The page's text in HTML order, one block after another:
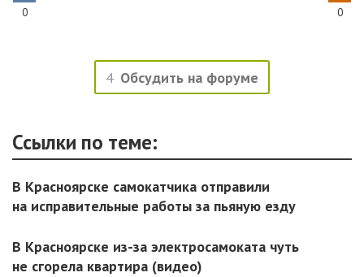
0 0
4 Обсудить на форуме
Ссылки по теме:
В Красноярске самокатчика отправили
на исправительные работы за пьяную езду
В Красноярске из-за электросамоката чуть
не сгорела квартира (видео)